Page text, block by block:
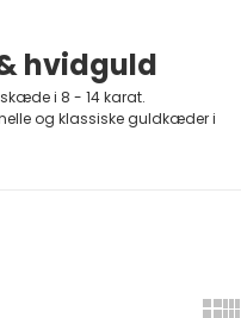
hvidguld
i 8 - 14 karat.
og klassiske guldkæder i